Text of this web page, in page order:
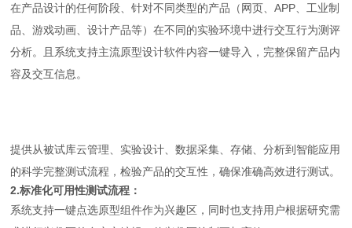
在产品设计的任何阶段、针对不同类型的产品（网页、APP、工业制
品、游戏动画、设计产品等）在不同的实验环境中进行交互行为测评
分析。且系统支持主流原型设计软件内容一键导入，完整保留产品内
容及交互信息。
提供从被试库云管理、实验设计、数据采集、存储、分析到智能应用
的科学完整测试流程，检验产品的交互性，确保准确高效进行测试。
2.标准化可用性测试流程：
系统支持一键点选原型组件作为兴趣区，同时也支持用户根据研究需